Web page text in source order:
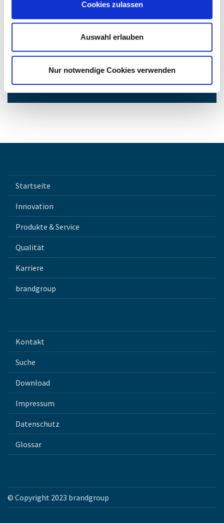
Cookies zulassen
Auswahl erlauben
Nur notwendige Cookies verwenden
Head of Key Account Management
roberbiermann@brand-group.com
+49 151 463 195 75
Zum Kontaktformular
Startseite
Innovation
Produkte & Service
Qualität
Karriere
brandgroup
Kontakt
Suche
Download
Impressum
Datenschutz
Glossar
© Copyright 2023 brandgroup